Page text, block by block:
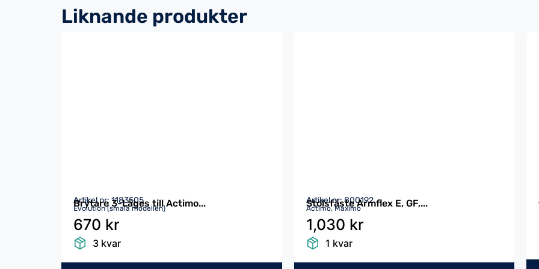
Liknande produkter
Artikel nr: 1183505
Brytare 3-Läges till Actimo...
Evolution (smala modellen)
670 kr
3 kvar
Artikel nr: 800192
Stolsfäste Armflex E, GF,...
Actimo, Maximo
1,030 kr
1 kvar